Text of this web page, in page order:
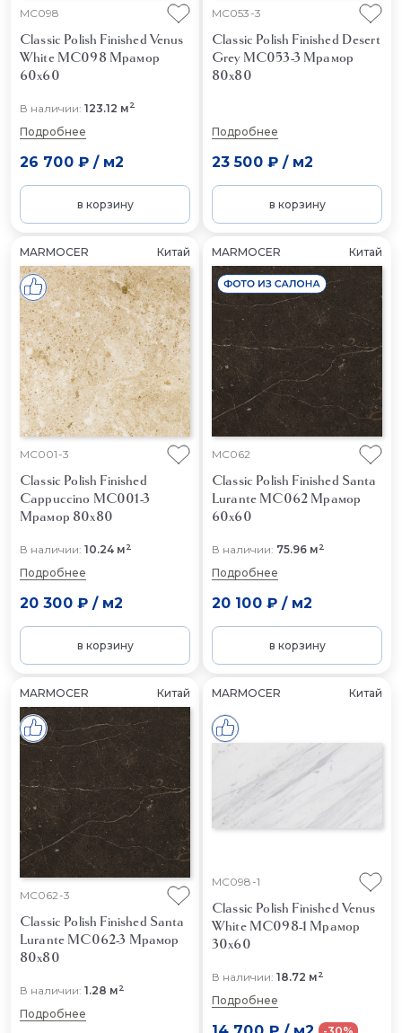
MC098
Classic Polish Finished Venus
White MC098 Мрамор
60x60
В наличии: 123.12 м2
Подробнее
26 700 ₽/ м2
в корзину
MC053-3
Classic Polish Finished Desert
Grey MC053-3 Мрамор
80x80
Подробнее
23 500 ₽/ м2
в корзину
MARMOCER Китай
MC001-3
Classic Polish Finished
Cappuccino MC001-3
Мрамор 80x80
В наличии: 10.24 м2
Подробнее
20 300 ₽/ м2
в корзину
MARMOCER Китай
MC062
Classic Polish Finished Santa
Lurante MC062 Мрамор
60x60
В наличии: 75.96 м2
Подробнее
20 100 ₽/ м2
в корзину
MARMOCER Китай
MC062-3
Classic Polish Finished Santa
Lurante MC062-3 Мрамор
80x80
В наличии: 1.28 м2
Подробнее
MARMOCER Китай
MC098-1
Classic Polish Finished Venus
White MC098-1 Мрамор
30x60
В наличии: 18.72 м2
Подробнее